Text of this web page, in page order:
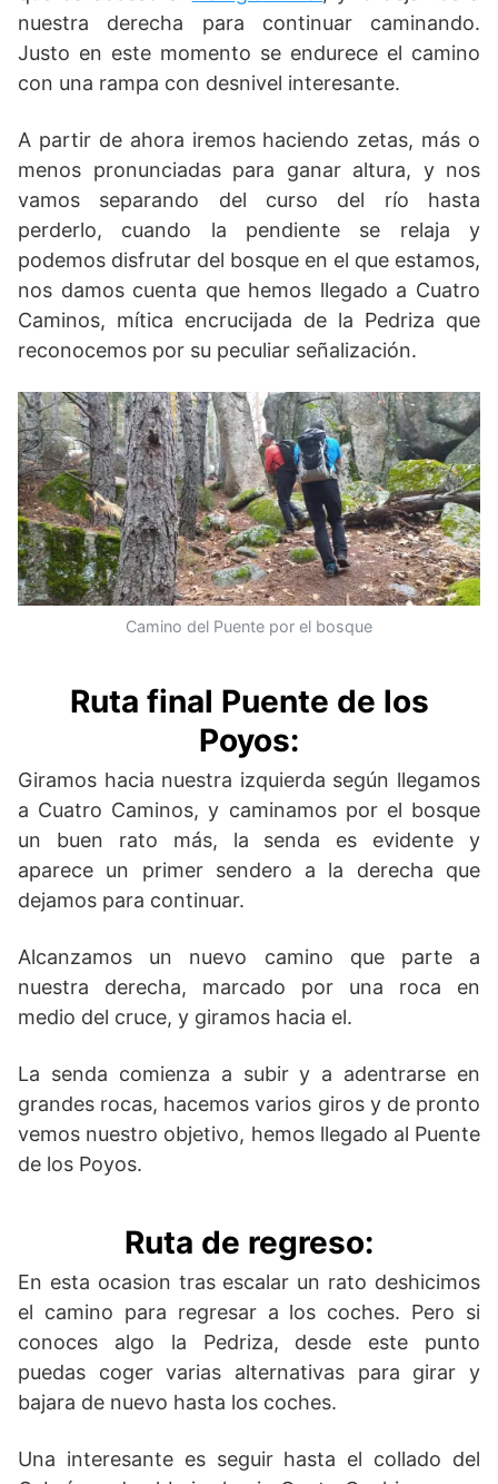
nuestra derecha para continuar caminando.
Justo en este momento se endurece el camino
con una rampa con desnivel interesante.
A partir de ahora iremos haciendo zetas, más o
menos pronunciadas para ganar altura, y nos
vamos separando del curso del río hasta
perderlo, cuando la pendiente se relaja y
podemos disfrutar del bosque en el que estamos,
nos damos cuenta que hemos llegado a Cuatro
Caminos, mítica encrucijada de la Pedriza que
reconocemos por su peculiar señalización.
Camino del Puente por el bosque
Ruta final Puente de los
Poyos:
Giramos hacia nuestra izquierda según llegamos
a Cuatro Caminos, y caminamos por el bosque
un buen rato más, la senda es evidente y
aparece un primer sendero a la derecha que
dejamos para continuar.
Alcanzamos un nuevo camino que parte a
nuestra derecha, marcado por una roca en
medio del cruce, y giramos hacia el.
La senda comienza a subir y a adentrarse en
grandes rocas, hacemos varios giros y de pronto
vemos nuestro objetivo, hemos llegado al Puente
de los Poyos.
Ruta de regreso:
En esta ocasion tras escalar un rato deshicimos
el camino para regresar a los coches. Pero si
conoces algo la Pedriza, desde este punto
puedas coger varias alternativas para girar y
bajara de nuevo hasta los coches.
Una interesante es seguir hasta el collado del